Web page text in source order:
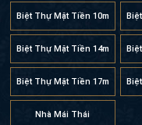
Biệt Thự Mặt Tiền 10m
Biệt Thự Mặt Tiền 14m
Biệt Thự Mặt Tiền 17m
Nhà Mái Thái